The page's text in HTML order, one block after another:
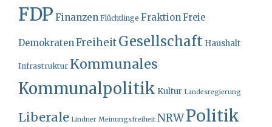
FDP Finanzen Flüchtlinge FraktionFreie
DemokratenFreiheitGesellschaft Haushalt
Infrastruktur Kommunales
Kommunalpolitik Kultur Landesregierung
Liberale Lindner Meinungsfreiheit NRWPolitik